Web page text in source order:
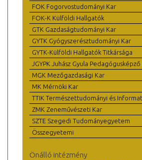
FOK Fogorvostudományi Kar
FOK-K Külföldi Hallgatók
GTK Gazdaságtudományi Kar
GYTK Gyógyszerésztudományi Kar
GYTK-Külföldi Hallgatók Titkársága
JGYPK Juhász Gyula Pedagógusképző
MGK Mezőgazdasági Kar
MK Mérnöki Kar
TTIK Természettudományi és
ZMK Zeneművészeti Kar
SZTE Szegedi Tudományegyetem
Összegyetemi
Önálló intézmény